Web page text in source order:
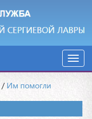
/Им помогли